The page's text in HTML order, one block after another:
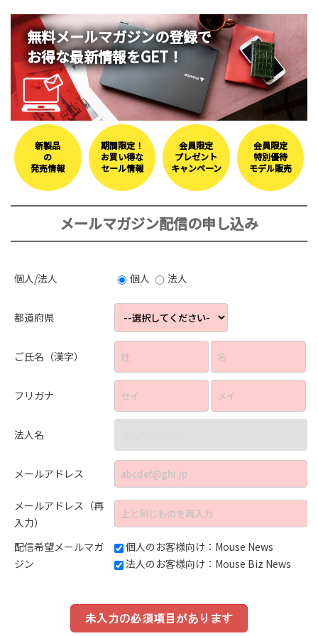
無料メールマガジンの登録で
お得な最新情報をGET！
新製品
の
発売情報
期間限定！
お買い得な
セール情報
会員限定
プレゼント
キャンペーン
会員限定
特別優待
モデル販売
メールマガジン配信の申し込み
個人/法人 個人 法人
都道府県
ご氏名（漢字）
フリガナ
法人名
メールアドレス
メールアドレス（再
入力）
配信希望メールマガ
ジン
個人のお客様向け：Mouse News
法人のお客様向け：Mouse Biz News